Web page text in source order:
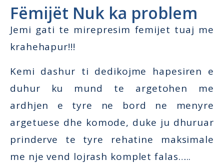
Fëmijët Nuk ka problem
Jemi gati te mirepresim femijet tuaj me
krahehapur!!!
Kemi dashur ti dedikojme hapesiren e
duhur ku mund te argetohen me
ardhjen e tyre ne bord ne menyre
argetuese dhe komode, duke ju dhuruar
prinderve te tyre rehatine maksimale
me nje vend lojrash komplet falas…..